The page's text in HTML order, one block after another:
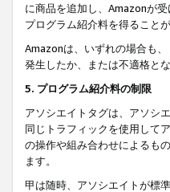
に商品を追加し、Amazonが
プログラム紹介料を得ることが
Amazonは、いずれの場合も
発生したか、または不適格と
5. プログラム紹介料の制限
アソシエイトタグは、アソシ
同じトラフィックを使用して
の操作や組み合わせによるも
ます。
甲は随時、アソシエイトが標